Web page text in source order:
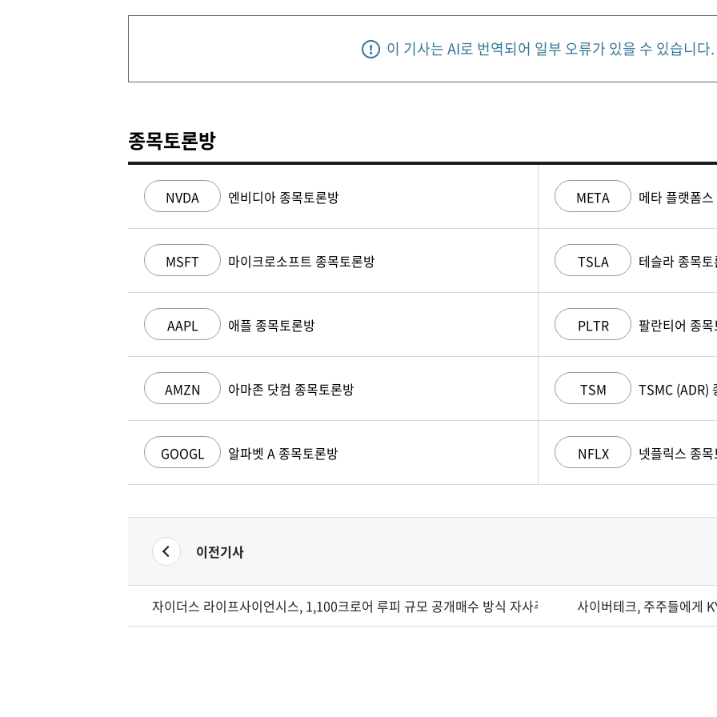
이 기사는 AI로 번역되어 일부 오류가 있을 수 있습니다.
종목토론방
NVDA 엔비디아 종목토론방
MSFT 마이크로소프트 종목토론방
AAPL 애플 종목토론방
AMZN 아마존 닷컴 종목토론방
GOOGL 알파벳 A 종목토론방
META 메타 플랫폼
TSLA 테슬라 종목
PLTR 팔란티어 종
TSM TSMC (ADR)
NFLX 넷플릭스 종
이전기사
자이더스 라이프사이언시스, 1,100크로어 루피 규모 공개매수 방식 자사주 매입 실시사이버테크, 주주들에게